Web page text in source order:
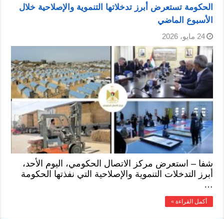
الحكومة تستعرض أبرز تدخلاتها التنموية والإصلاحية خلال
الأسبوع الماضي
24 مايو، 2026
شفا – استعرض مركز الاتصال الحكومي، اليوم الأحد،
أبرز التدخلات التنموية والإصلاحية التي نفذتها الحكومة
…
أكمل القراءة »